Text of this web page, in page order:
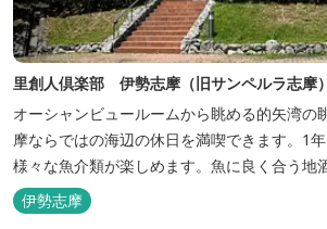
里創人倶楽部 伊勢志摩（旧サンペルラ志摩）
オーシャンビュールームから眺める的矢湾の
摩ならではの海辺の休日を満喫できます。1
様々な魚介類が楽しめます。魚に良く合う地
ジーや、本格エステがあるのも女性には嬉し
ホテル「里創人倶楽部 伊勢志摩」にぜひお
伊勢志摩